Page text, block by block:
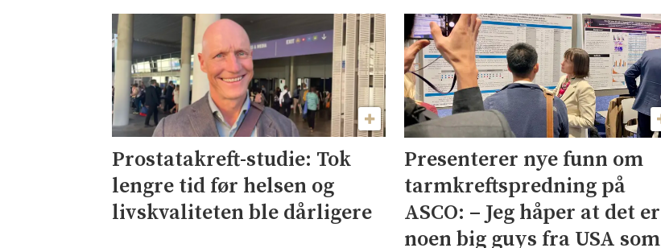
Prostatakreft-studie: Tok
lengre tid før helsen og
livskvaliteten ble dårligere
Presenterer nye funn om
tarmkreftspredning på
ASCO: – Jeg håper at det er
noen big guys fra USA som